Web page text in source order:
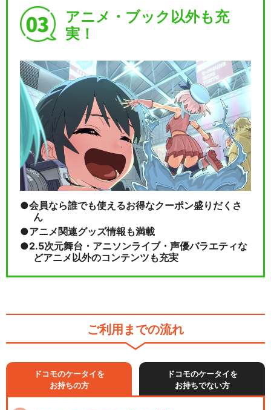
アニメ・ブック以外も充
実！
会員なら誰でも使えるお得なクーポン盛りだくさ
ん
アニメ関連グッズ情報も満載
2.5次元舞台・アニソンライブ・声優バラエティな
どアニメ以外のコンテンツも充実
ご利用までの流れ
ドコモのケータイを
お持ちの方
ドコモのケータイを
お持ちでない方